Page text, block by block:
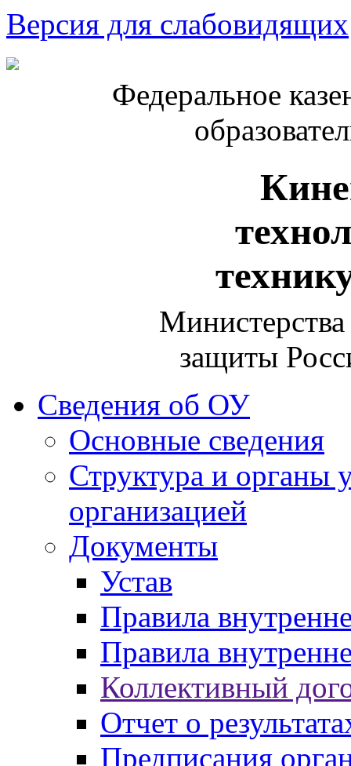
Версия для слабовидящих
Федеральное
защиты
Сведения об ОУ
Основные сведения
Структура и органы
организацией
Документы
Устав
Правила
Правила
Коллективный
Отчет о
Предписания